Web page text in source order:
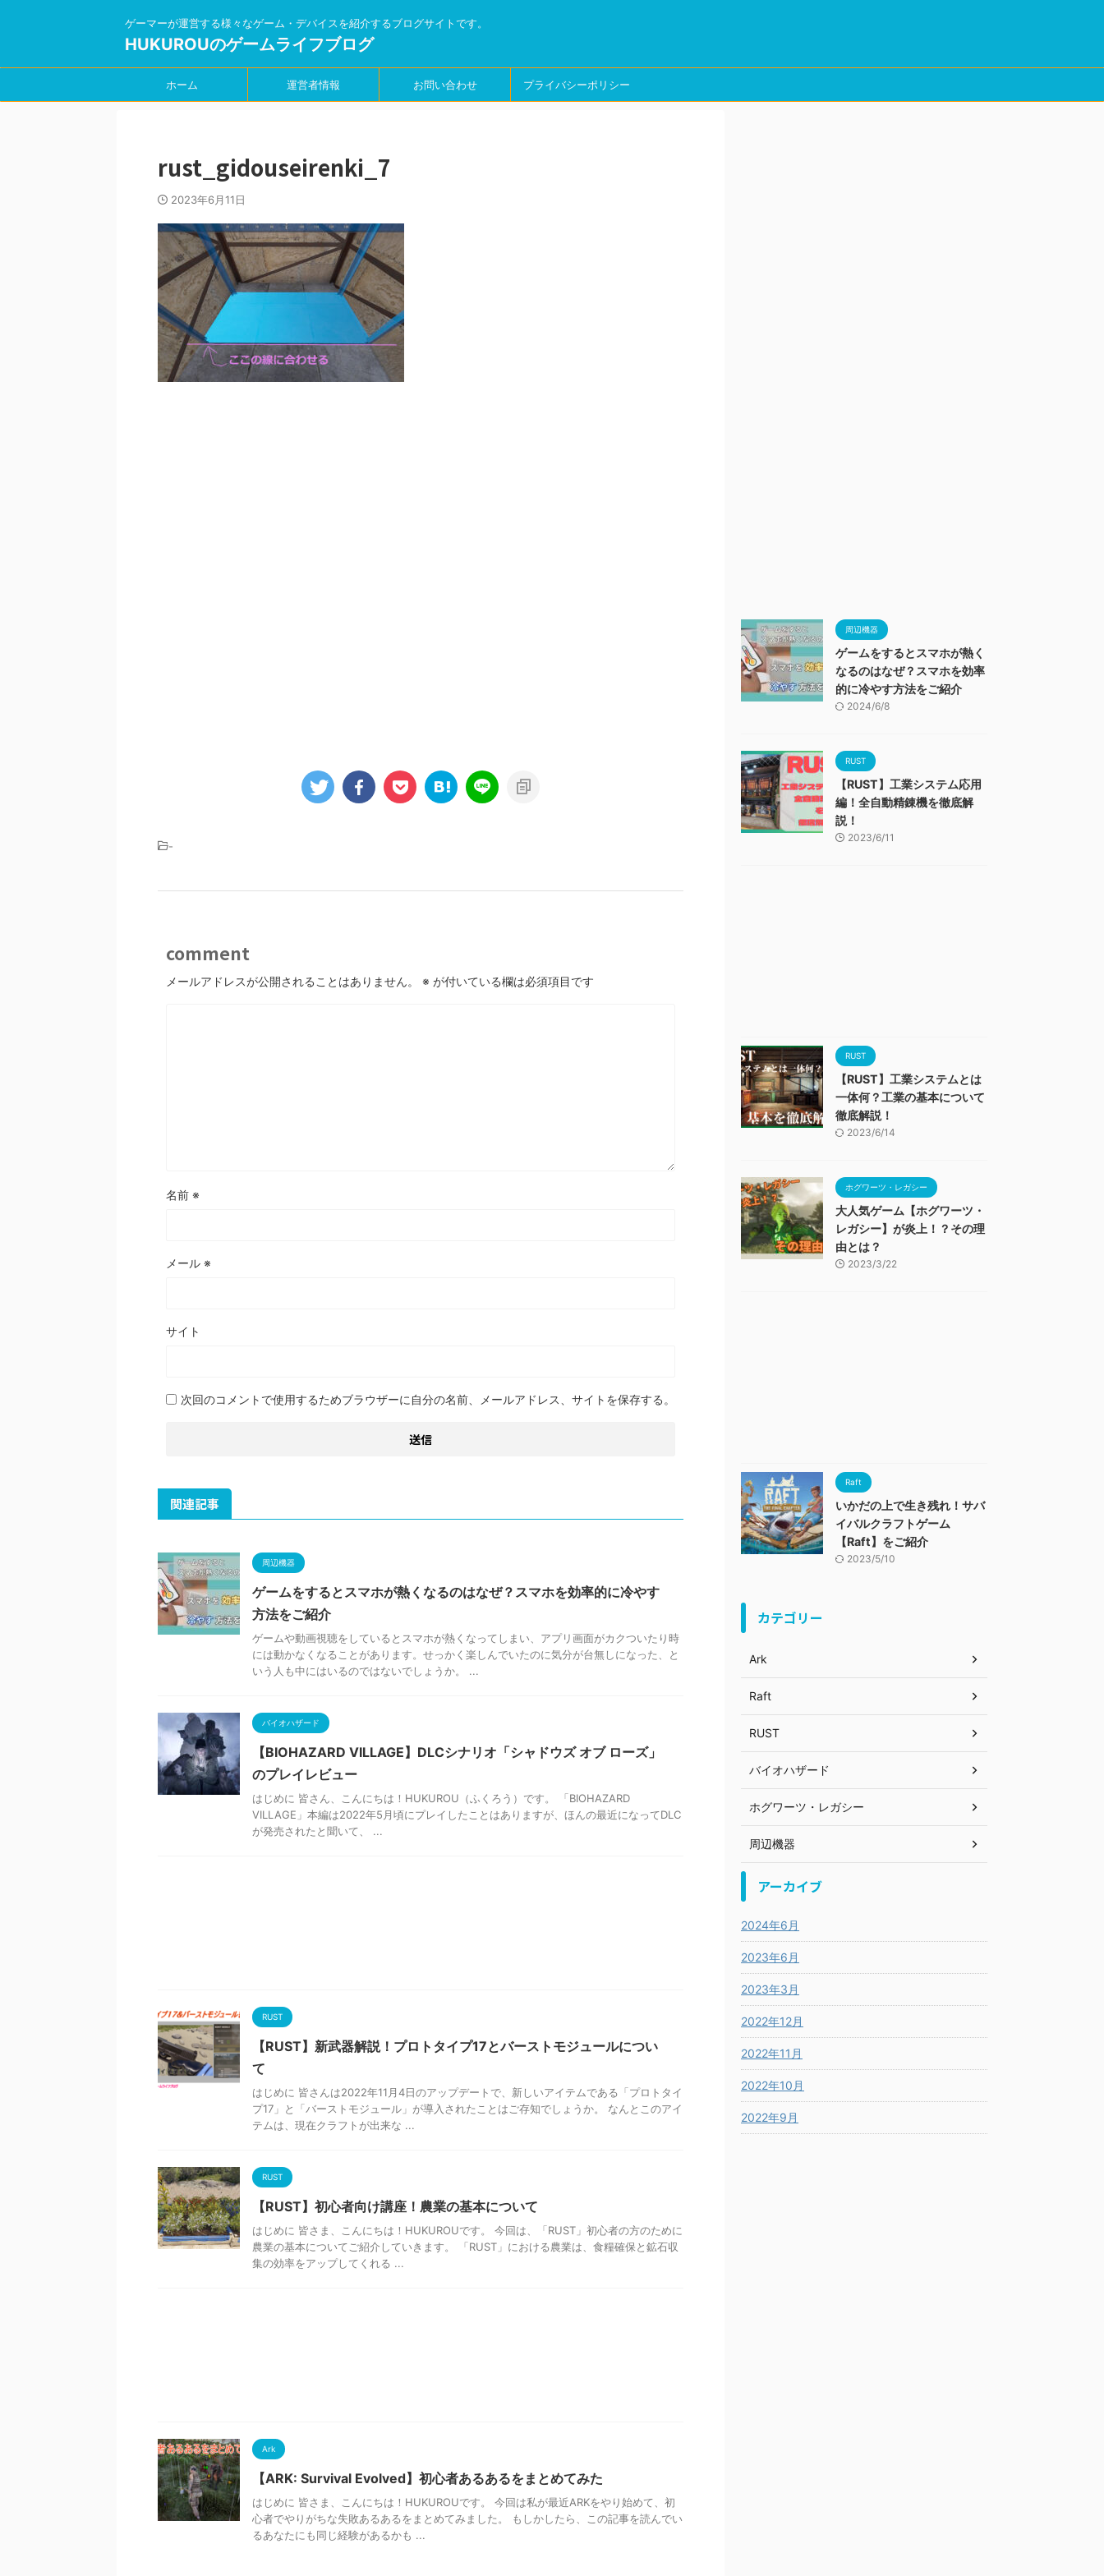
ゲーマーが運営する様々なゲーム・デバイスを紹介するブログサイトです。
HUKUROUのゲームライフブログ
ホーム 運営者情報 お問い合わせ プライバシーポリシー
rust_gidouseirenki_7
2023年6月11日
-
comment
メールアドレスが公開されることはありません。 ※ が付いている欄は必須項目です
名前 ※
メール ※
サイト
次回のコメントで使用するためブラウザーに自分の名前、メールアドレス、サイトを保存する。
関連記事
周辺機器
ゲームをするとスマホが熱くなるのはなぜ？スマホを効率的に冷やす
方法をご紹介
ゲームや動画視聴をしているとスマホが熱くなってしまい、アプリ画面がカクついたり時
には動かなくなることがあります。せっかく楽しんでいたのに気分が台無しになった、と
いう人も中にはいるのではないでしょうか。 ...
バイオハザード
【BIOHAZARD VILLAGE】DLCシナリオ「シャドウズ オブ ローズ」
のプレイレビュー
はじめに 皆さん、こんにちは！HUKUROU（ふくろう）です。 「BIOHAZARD
VILLAGE」本編は2022年5月頃にプレイしたことはありますが、ほんの最近になってDLC
が発売されたと聞いて、 ...
RUST
【RUST】新武器解説！プロトタイプ17とバーストモジュールについ
て
はじめに 皆さんは2022年11月4日のアップデートで、新しいアイテムである「プロトタイ
プ17」と「バーストモジュール」が導入されたことはご存知でしょうか。 なんとこのアイ
テムは、現在クラフトが出来な ...
RUST
【RUST】初心者向け講座！農業の基本について
はじめに 皆さま、こんにちは！HUKUROUです。 今回は、「RUST」初心者の方のために
農業の基本についてご紹介していきます。 「RUST」における農業は、食糧確保と鉱石収
集の効率をアップしてくれる ...
Ark
【ARK: Survival Evolved】初心者あるあるをまとめてみた
はじめに 皆さま、こんにちは！HUKUROUです。 今回は私が最近ARKをやり始めて、初
心者でやりがちな失敗あるあるをまとめてみました。 もしかしたら、この記事を読んでい
るあなたにも同じ経験があるかも ...
周辺機器
ゲームをするとスマホが熱く
なるのはなぜ？スマホを効率
的に冷やす方法をご紹介
2024/6/8
RUST
【RUST】工業システム応用
編！全自動精錬機を徹底解
説！
2023/6/11
RUST
【RUST】工業システムとは
一体何？工業の基本について
徹底解説！
2023/6/14
ホグワーツ・レガシー
大人気ゲーム【ホグワーツ・
レガシー】が炎上！？その理
由とは？
2023/3/22
Raft
いかだの上で生き残れ！サバ
イバルクラフトゲーム
【Raft】をご紹介
2023/5/10
カテゴリー
Ark
Raft
RUST
バイオハザード
ホグワーツ・レガシー
周辺機器
アーカイブ
2024年6月
2023年6月
2023年3月
2022年12月
2022年11月
2022年10月
2022年9月